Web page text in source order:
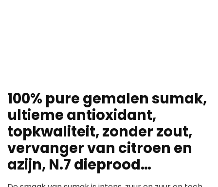
100% pure gemalen sumak,
ultieme antioxidant,
topkwaliteit, zonder zout,
vervanger van citroen en
azijn, N.7 dieprood…